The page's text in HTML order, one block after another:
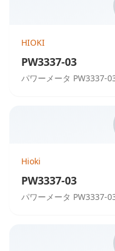
HIOKI
PW3337-03
パワーメータ PW3337-
Hioki
PW3337-03
パワーメータ PW3337-